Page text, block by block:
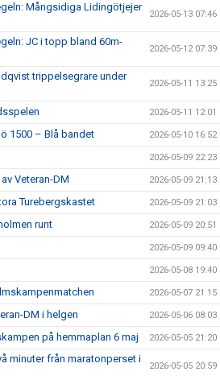
Mångsidiga Lidingötjejer
2026-05-13 07:46
JC i topp bland 60m-
2026-05-12 07:39
trippelsegrare under
2026-05-11 13:25
2026-05-11 12:01
1500 – Blå bandet 2026-05-10 16:52
2026-05-09 22:23
Veteran-DM 2026-05-09 21:13
Turebergskastet 2026-05-09 21:03
runt 2026-05-09 20:51
2026-05-09 09:40
2026-05-08 19:40
2026-05-07 21:15
DM i helgen 2026-05-06 08:03
på hemmaplan 6 maj 2026-05-05 21:20
minuter från maratonperset i
2026-05-05 20:59